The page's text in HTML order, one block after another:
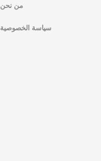
من نحن
سياسة الخصوصية